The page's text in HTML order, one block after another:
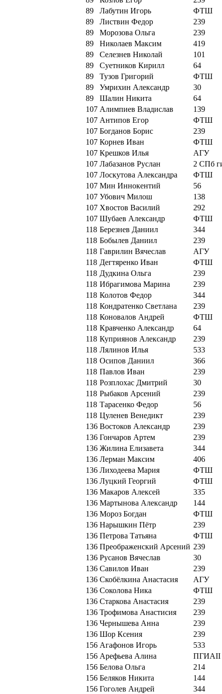
89
Лабутин Игорь
ФТШ
89
Листвин Федор
239
89
Морозова Ольга
239
89
Николаев Максим
419
89
Селезнев Николай
101
89
Суетников Кирилл
64
89
Тузов Григорий
ФТШ
89
Умрихин Александр
30
89
Шалин Никита
64
107 Алимпиев Владислав
139
107 Антипов Егор
ФТШ
107 Богданов Борис
239
107 Корнев Иван
ФТШ
107 Крешков Илья
АГУ
107 Лабазанов Руслан
2 СПб
107 Лоскутова Александра
ФТШ
107 Мин Иннокентий
56
107 Убович Милош
138
107 Хвостов Василий
292
107 Шубаев Александр
ФТШ
118 Березнев Даниил
344
118 Бобылев Даниил
239
118 Гаврилин Вячеслав
АГУ
118 Дегтяренко Иван
ФТШ
118 Дудкина Ольга
239
118 Ибрагимова Марина
239
118 Колотов Федор
344
118 Кондратенко Светлана
239
118 Коновалов Андрей
ФТШ
118 Кравченко Александр
64
118 Куприянов Александр
239
118 Лялинов Илья
533
118 Осипов Даниил
366
118 Павлов Иван
239
118 Розплохас Дмитрий
30
118 Рыбаков Арсений
239
118 Тарасенко Федор
56
118 Цуленев Венедикт
239
136 Востоков Александр
239
136 Гончаров Артем
239
136 Жилина Елизавета
344
136 Лерман Максим
406
136 Лиходеева Мария
ФТШ
136 Луцкий Георгий
ФТШ
136 Макаров Алексей
335
136 Мартынова Александр
144
136 Мороз Богдан
ФТШ
136 Нарышкин Пётр
239
136 Петрова Татьяна
ФТШ
136 Преображенский Арсений 239
136 Русанов Вячеслав
30
136 Савилов Иван
239
136 Скобёлкина Анастасия
АГУ
136 Соколова Ника
ФТШ
136 Старкова Анастасия
239
136 Трофимова Анастисия
239
136 Чернышева Анна
239
136 Шор Ксения
239
156 Агафонов Игорь
533
156 Арефьева Алина
ПГИАII
156 Белова Ольга
214
156 Беляков Никита
144
156 Гоголев Андрей
344